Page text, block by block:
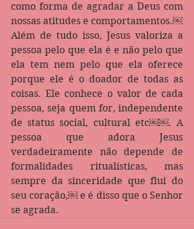
como forma de agradar a Deus com
nossas atitudes e comportamentos.￼
Além de tudo isso, Jesus valoriza a
pessoa pelo que ela é e não pelo que
ela tem nem pelo que ela oferece
porque ele é o doador de todas as
coisas. Ele conhece o valor de cada
pessoa, seja quem for, independente
de status social, cultural etc￼￼. A
pessoa que adora Jesus
verdadeiramente não depende de
formalidades ritualísticas, mas
sempre da sinceridade que flui do
seu coração,￼ e é disso que o Senhor
se agrada.